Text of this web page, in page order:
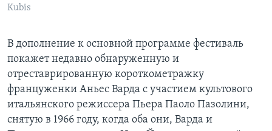
Kubis
В дополнение к основной программе фестиваль
покажет недавно обнаруженную и
отреставрированную короткометражку
француженки Аньес Варда с участием культового
итальянского режиссера Пьера Паоло Пазолини,
снятую в 1966 году, когда оба они, Варда и